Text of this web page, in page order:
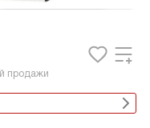
продажи